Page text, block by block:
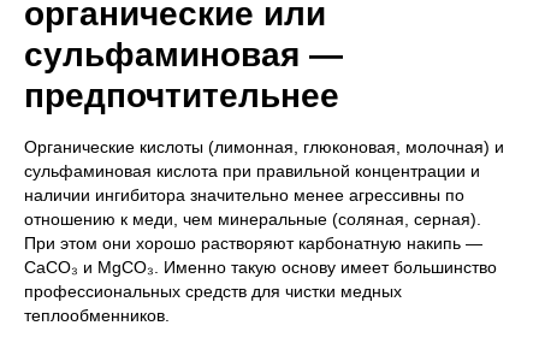
органические или
сульфаминовая —
предпочтительнее
Органические кислоты (лимонная, глюконовая, молочная) и
сульфаминовая кислота при правильной концентрации и
наличии ингибитора значительно менее агрессивны по
отношению к меди, чем минеральные (соляная, серная).
При этом они хорошо растворяют карбонатную накипь —
CaCO₃ и MgCO₃. Именно такую основу имеет большинство
профессиональных средств для чистки медных
теплообменников.